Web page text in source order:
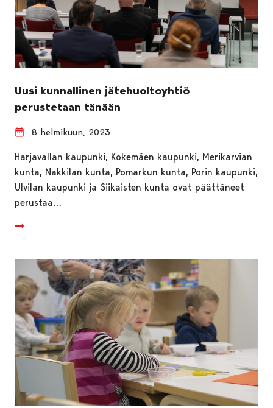
Uusi kunnallinen jätehuoltoyhtiö
perustetaan tänään
8 helmikuun, 2023
Harjavallan kaupunki, Kokemäen kaupunki, Merikarvian
kunta, Nakkilan kunta, Pomarkun kunta, Porin kaupunki,
Ulvilan kaupunki ja Siikaisten kunta ovat päättäneet
perustaa…